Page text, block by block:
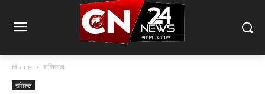
Home राशिफल
राशिफल